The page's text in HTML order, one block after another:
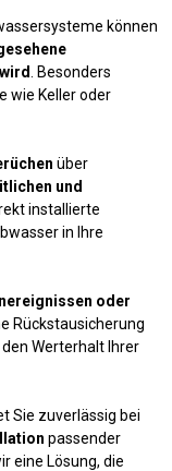
können
. Besonders
wie Keller oder
über
und
installierte
in Ihre
oder
Rückstausicherung
Werterhalt Ihrer
Sie zuverlässig bei
passender
eine Lösung, die